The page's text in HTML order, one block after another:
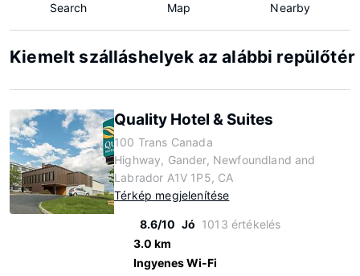
Search Map Nearby
Kiemelt szálláshelyek az alábbi
Quality Hotel & Suites
100 Trans Canada
Highway, Gander, Newfoundland and
Labrador A1V 1P5, CA
Térkép megjelenítése
8.6/10 Jó 1013 értékelés
3.0 km
Ingyenes Wi-Fi